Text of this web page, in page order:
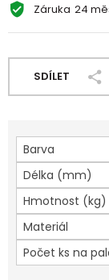
Záruka 24
SDÍLET
Barva
Délka (mm)
Hmotnost (kg)
Materiál
Počet ks na